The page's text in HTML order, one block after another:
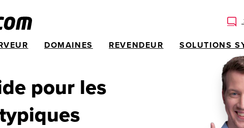
DOMAINES REVENDEUR SOLUTIONS
pour les